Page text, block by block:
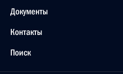
Документы
Контакты
Поиск